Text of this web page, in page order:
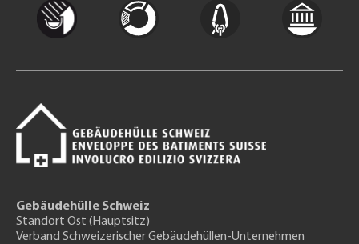
Gebäudehülle Schweiz
Standort Ost (Hauptsitz)
Verband Schweizerischer Gebäudehüllen-Unternehmen